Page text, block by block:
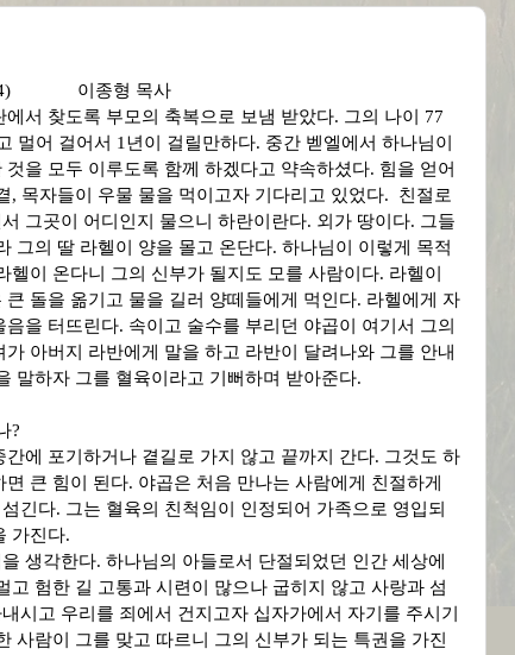
이종형 목사
서 찾도록 부모의 축복으로 보냄 받았다. 그의 나이
77
멀어 걸어서 1 년이 걸릴만하다. 중간 벧엘에서 하나님이
을 모두 이루도록 함께 하겠다고 약속하셨다. 힘을 얻어
, 목자들이 우물 물을 먹이고자 기다리고 있었다.
친절로
그곳이 어디인지 물으니 하란이란다. 외가 땅이다. 그들
그의 딸 라헬이 양을 몰고 온단다. 하나님이 이렇게 목적
헬이 온다니 그의 신부가 될지도 모를 사람이다. 라헬이
큰 돌을 옮기고 물을 길러 양떼들에게 먹인다. 라헬에게 자
음을 터뜨린다. 속이고 술수를 부리던 야곱이 여기서 그의
가 아버지 라반에게 말을 하고 라반이 달려나와 그를 안내
말하자 그를 혈육이라고 기뻐하며 받아준다.
?
에 포기하거나 곁길로 가지 않고 끝까지 간다. 그것도 하
면 큰 힘이 된다. 야곱은 처음 만나는 사람에게 친절하게
긴다. 그는 혈육의 친척임이 인정되어 가족으로 영입되
가진다.
생각한다. 하나님의 아들로서 단절되었던 인간 세상에
고 험한 길 고통과 시련이 많으나 굽히지 않고 사랑과 섬
시고 우리를 죄에서 건지고자 십자가에서 자기를 주시기
사람이 그를 맞고 따르니 그의 신부가 되는 특권을 가진